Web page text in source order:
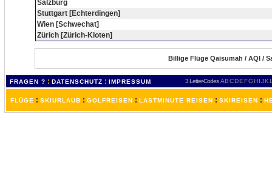
Salzburg
Stuttgart [Echterdingen]
Wien [Schwechat]
Zürich [Zürich-Kloten]
Billige Flüge Qaisumah / AQI /
FRAGEN ? : DATENSCHUTZ : IMPRESSUM 3 Letter-Codes ABCDEFGH IJKL
FLÜGE : SKIURLAUB : GOLFREISEN : LASTMINUTE REISEN : SKIREISEN :